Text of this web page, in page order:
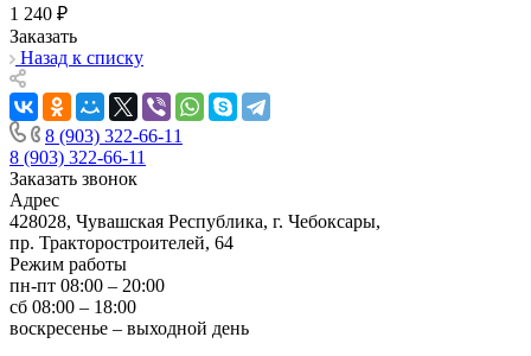
1 240 ₽
Заказать
Назад к списку
8 (903) 322-66-11
8 (903) 322-66-11
Заказать звонок
Адрес
428028, Чувашская Республика, г. Чебоксары,
пр. Тракторостроителей, 64
Режим работы
пн-пт 08:00 – 20:00
сб 08:00 – 18:00
воскресенье – выходной день